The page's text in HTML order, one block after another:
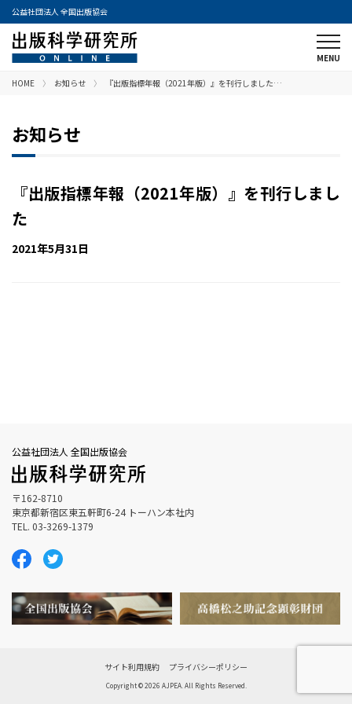
公益社団法人 全国出版協会
HOME お知らせ 『出版指標年報（2021年版）』を刊行しました…
お知らせ
『出版指標年報（2021年版）』を刊行しまし
た
2021年5月31日
公益社団法人 全国出版協会
〒162-8710
東京都新宿区東五軒町6-24 トーハン本社内
TEL. 03-3269-1379
サイト利用規約 プライバシーポリシー
Copyright © 2026 AJPEA. All Rights Reserved.